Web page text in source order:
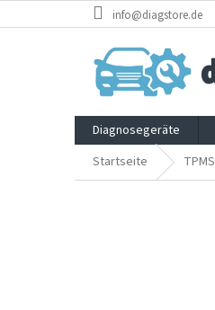
Inhalt
info@diagstore.de
Diagnosegeräte
Startseite
TPMS